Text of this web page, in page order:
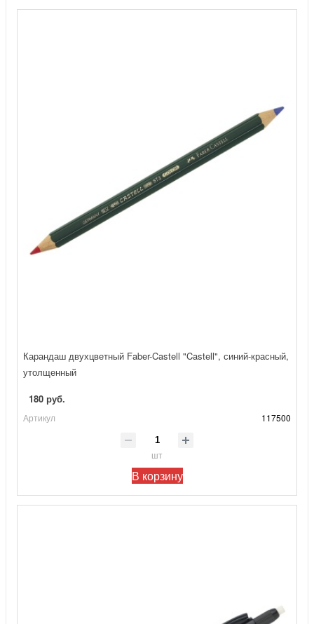
Карандаш двухцветный Faber-Castell "Castell", синий-красный,
утолщенный
180 руб.
Артикул 117500
шт
В корзину